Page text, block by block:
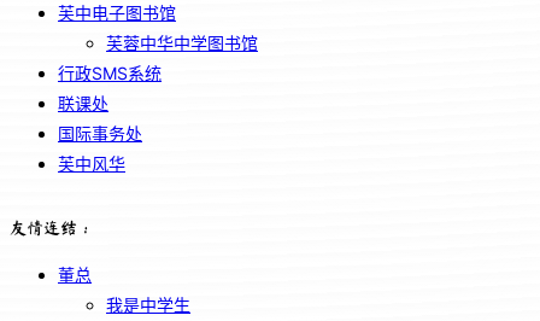
芙中电子图书馆
芙蓉中华中学图书馆
行政SMS系统
联课处
国际事务处
芙中风华
友情连结：
董总
我是中学生